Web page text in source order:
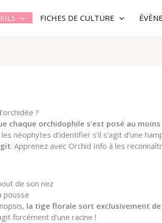
FICHES DE CULTURE
?
chaque orchidophile s’est posé au
néophytes d’identifier s’il s’agit d’une
. Apprenez avec Orchid Info à les
de son nez
pousse
la tige florale sort exclusivement de
forcément d’une racine !